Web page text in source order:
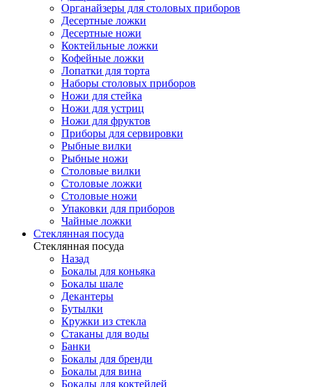
Органайзеры для столовых приборов
Десертные ложки
Десертные ножи
Коктейльные ложки
Кофейные ложки
Лопатки для торта
Наборы столовых приборов
Ножи для стейка
Ножи для устриц
Ножи для фруктов
Приборы для сервировки
Рыбные вилки
Рыбные ножи
Столовые вилки
Столовые ложки
Столовые ножи
Упаковки для приборов
Чайные ложки
Стеклянная посуда
Стеклянная посуда
Назад
Бокалы для коньяка
Бокалы шале
Декантеры
Бутылки
Кружки из стекла
Стаканы для воды
Банки
Бокалы для бренди
Бокалы для вина
Бокалы для коктейлей